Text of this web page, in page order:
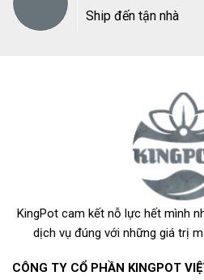
Ship đến tận nhà
KingPot cam kết nỗ lực hết mình
dịch vụ đúng với những giá trị
CÔNG TY CỔ PHẦN KINGPOT